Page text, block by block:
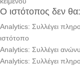
Ο ιστότοπος δεν θα:
Analytics: Συλλέγει
ιστότοπο
Analytics: Συλλέγει
Analytics: Συλλέγει